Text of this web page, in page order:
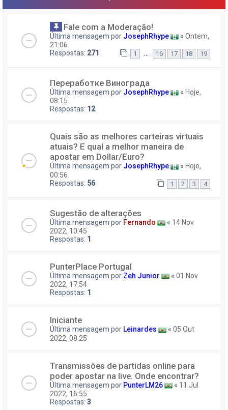
Fale com a Moderação!
Última mensagem por JosephRhype « Ontem,
21:06
Respostas: 271 1 16 17 18 19
Переработке Винограда
Última mensagem por JosephRhype « Hoje,
08:15
Respostas: 12
Quais são as melhores carteiras virtuais
atuais? E qual a melhor maneira de
apostar em Dollar/Euro?
Última mensagem por JosephRhype « Hoje,
00:56
Respostas: 56 1 2 3 4
Sugestão de alterações
Última mensagem por Fernando « 14 Nov
2022, 10:45
Respostas: 1
PunterPlace Portugal
Última mensagem por Zeh Junior « 01 Nov
2022, 17:54
Respostas: 1
Iniciante
Última mensagem por Leinardes « 05 Out
2022, 08:25
Transmissões de partidas online para
poder apostar na live. Onde encontrar?
Última mensagem por PunterLM26 « 11 Jul
2022, 16:55
Respostas: 3